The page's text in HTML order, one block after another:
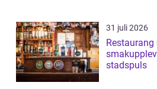
31 juli 2026
stadspuls